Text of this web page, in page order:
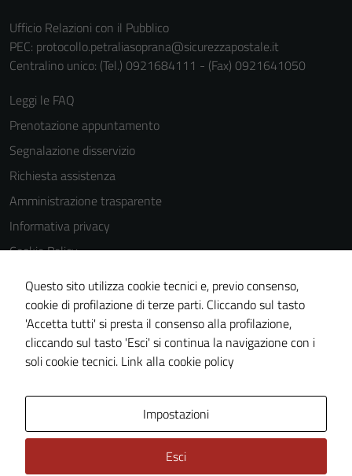
Ufficio Relazioni con il Pubblico
PEC: protocollo.petraliasoprana@sicurezzapostale.it
Centralino unico: (Tel.) 0921684111 - (Fax) 0921641050
Leggi le FAQ
Prenotazione appuntamento
Segnalazione disservizio
Richiesta assistenza
Amministrazione trasparente
Informativa privacy
Cookie Policy
Dichiarazione di accessibilità
Obiettivi di accessiblità
Piano di miglioramento del sito
Questo sito utilizza cookie tecnici e, previo consenso,
cookie di profilazione di terze parti. Cliccando sul tasto
'Accetta tutti' si presta il consenso alla profilazione,
cliccando sul tasto 'Esci' si continua la navigazione con i
soli cookie tecnici. Link alla cookie policy
Impostazioni
Esci
personali.